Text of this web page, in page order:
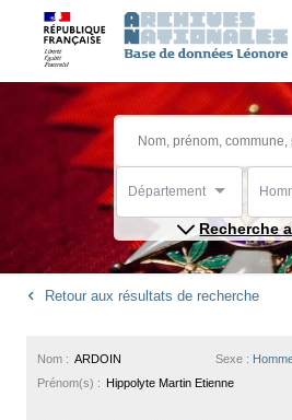
Département
Recherche
Retour aux résultats de recherche
Sexe :
Nom : ARDOIN
Prénom(s) : Hippolyte Martin Etienne